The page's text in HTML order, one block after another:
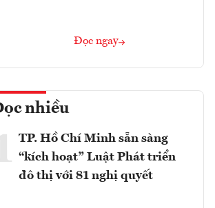
Đọc ngay
nhiều
TP. Hồ Chí Minh sẵn sàng
“kích hoạt” Luật Phát triển
đô thị với 81 nghị quyết